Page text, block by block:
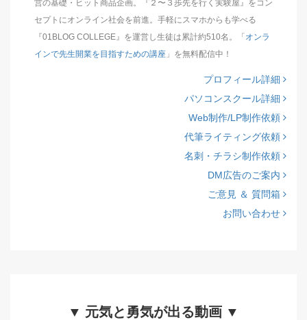
営の基礎・ヒット商品企画。『２〜３歩先を行く実験屋』をコン
セプトにオンライン社会を前進。手軽にスマホからも学べる
『01BLOG COLLEGE』を運営し生徒は累計約510名。「オンラ
インで先生開業を目指すための講座 」を無料配信中！
プロフィール詳細
パソコンスクール詳細
Web制作/LP制作依頼
代筆ライティング依頼
名刺・チラシ制作依頼
DM広告のご案内
ご意見 ＆ 質問箱
お問い合わせ
▼ 元気と勇気が出る動画 ▼